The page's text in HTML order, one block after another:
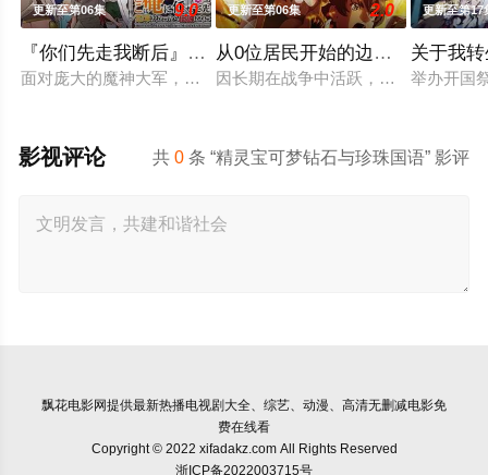
更新至第06集 9.0
『你们先走我断后』，于是10年后我成为了传说
面对庞大的魔神大军，为了回避全灭危机，勒库对伙伴们说出
更新至第06集 2.0
从0位居民开始的边境领主大人
因长期在战争中活跃，而被称为〝
更新至第17
关于我
举办开国
共0 条 “精灵宝可梦钻石与珍珠国语” 影评
影视评论
飘花电影网提供最新热播电视剧大全、综艺、动漫、高清无删减电影免
费在线看
Copyright © 2022 xifadakz.com All Rights Reserved
浙ICP备2022003715号